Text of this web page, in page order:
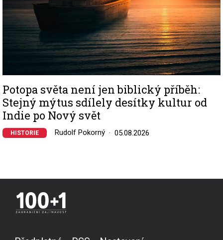
Potopa světa není jen biblický příběh:
Stejný mýtus sdílely desítky kultur od
Indie po Nový svět
HISTORIE Rudolf Pokorný 05.08.2026